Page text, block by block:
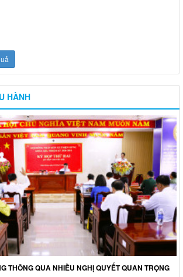
HÀNH
THÔNG QUA NHIỀU NGHỊ QUYẾT QUAN TRỌNG